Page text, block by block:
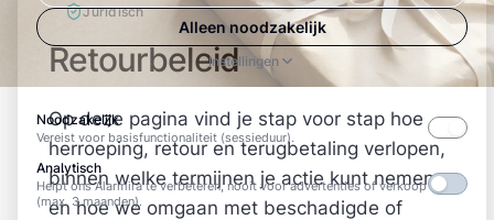
Juridisch
Retourbeleid
Op deze pagina vind je stap voor stap hoe
herroeping, retour en terugbetaling verlopen,
binnen welke termijnen je actie kunt nemen
en hoe we omgaan met beschadigde of
Alleen noodzakelijk
Instellingen
Noodzakelijk
Vereist voor basisfunctionaliteit (sessieduur).
Analytisch
Helpt ons Alarmira te verbeteren, nooit voor advertenties of verkoop
(max. 3 maanden).